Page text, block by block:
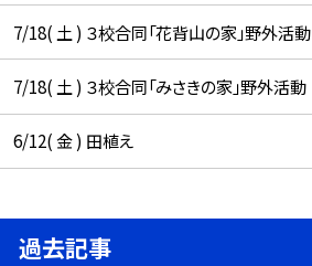
7/18( 土 ) ３校合同「花背山の家」野外活動
7/18( 土 ) ３校合同「みさきの家」野外活動
6/12( 金 ) 田植え
過去記事